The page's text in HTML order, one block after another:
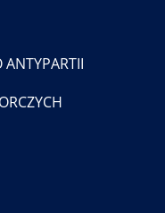
ANTYPARTII